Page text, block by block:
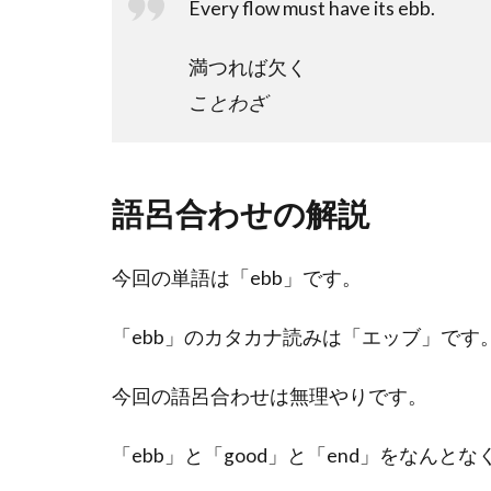
Every flow must have its ebb.
満つれば欠く
ことわざ
語呂合わせの解説
今回の単語は「ebb」です。
「ebb」のカタカナ読みは「エッブ」です。
今回の語呂合わせは無理やりです。
「ebb」と「good」と「end」をなんとな